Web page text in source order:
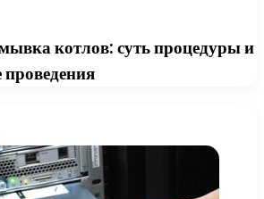
котлов: суть процедуры и
проведения